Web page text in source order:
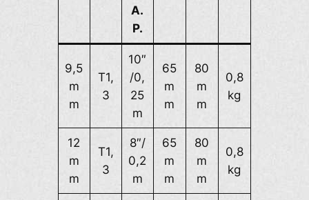
A.
P.
9,5
m
m
T1,
3
10″
/0,
25
m
65
m
m
80
m
m
0,8
kg
12
m
m
T1,
3
8″/
0,2
m
65
m
m
80
m
m
0,8
kg